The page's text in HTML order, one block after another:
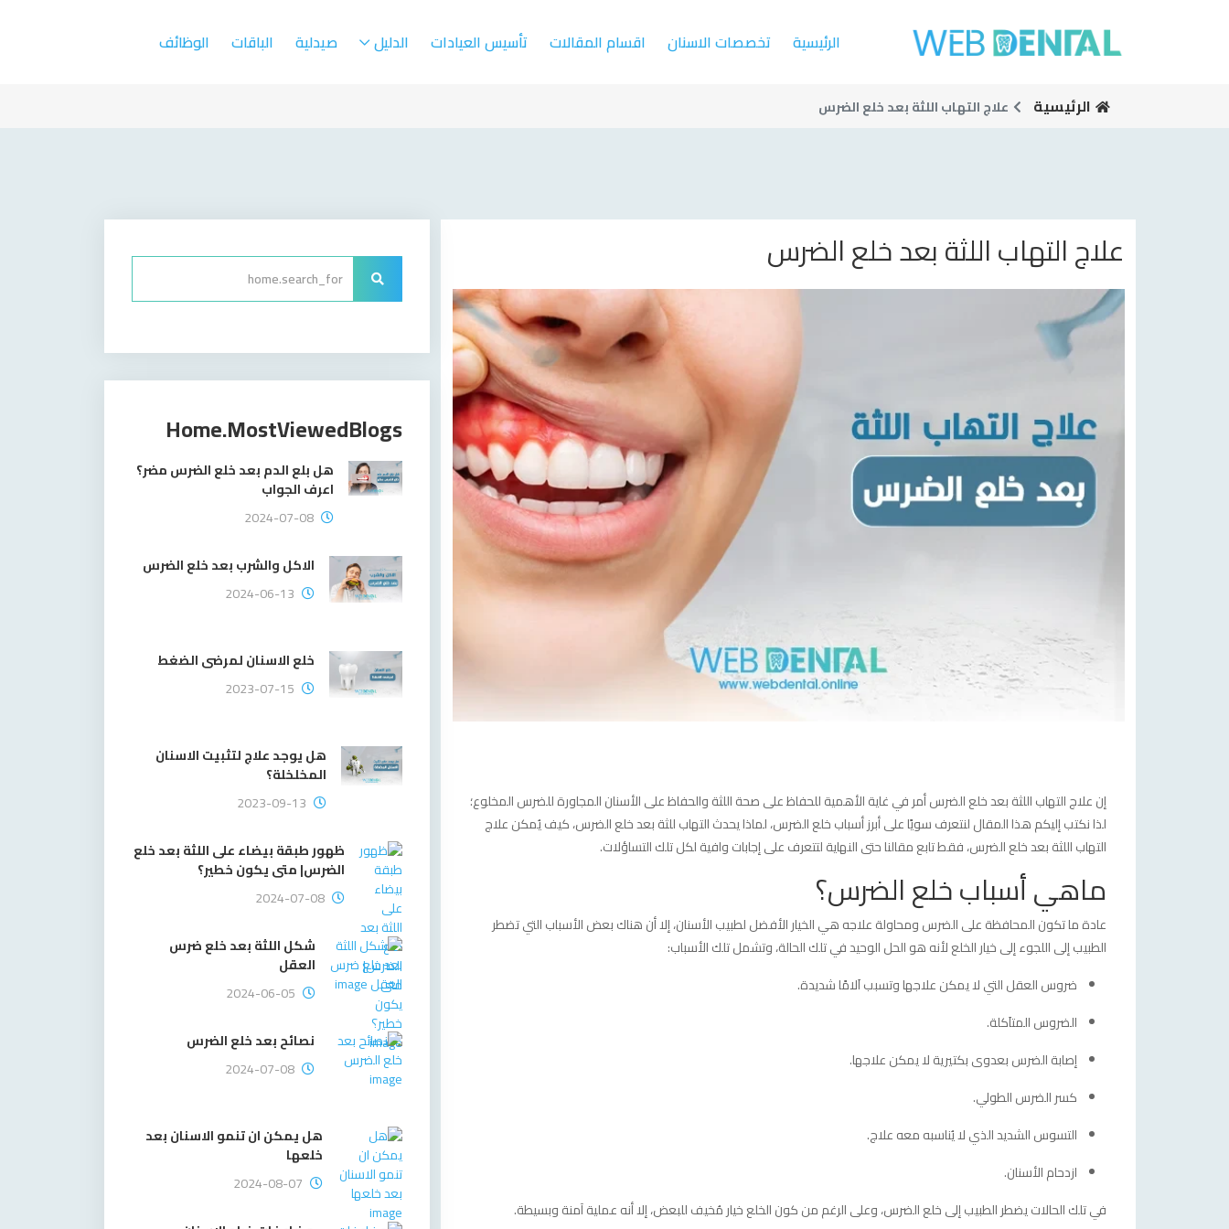
الرئيسية تخصصات الاسنان اقسام المقالات تأسيس العيادات الدليل صيدلية الباقات الوظائف
الرئيسية علاج التهاب اللثة بعد خلع الضرس
علاج التهاب اللثة بعد خلع الضرس
إن علاج التهاب اللثة بعد خلع الضرس أمر في غاية الأهمية للحفاظ على صحة اللثة والحفاظ على الأسنان المجاورة للضرس المخلوع؛
لذا نكتب إليكم هذا المقال لنتعرف سويًا على أبرز أسباب خلع الضرس، لماذا يحدث التهاب للثة بعد خلع الضرس، كيف يُمكن علاج
التهاب اللثة بعد خلع الضرس، فقط تابع مقالنا حتى النهاية لتتعرف على إجابات وافية لكل تلك التساؤلات.
ماهي أسباب خلع الضرس؟
عادة ما تكون المحافظة على الضرس ومحاولة علاجه هي الخيار الأفضل لطبيب الأسنان، إلا أن هناك بعض الأسباب التي تضطر
الطبيب إلى اللجوء إلى خيار الخلع لأنه هو الحل الوحيد في تلك الحالة، وتشمل تلك الأسباب:
ضروس العقل التي لا يمكن علاجها وتسبب اَلامًا شديدة.
الضروس المتاَكلة.
إصابة الضرس بعدوى بكتيرية لا يمكن علاجها.
كسر الضرس الطولي.
التسوس الشديد الذي لا يُناسبه معه علاج.
ازدحام الأسنان.
في تلك الحالات يضطر الطبيب إلى خلع الضرس، وعلى الرغم من كون الخلع خيار مُخيف للبعض، إلا أنه عملية آمنة وبسيطة.
Home.mostViewedBlogs
هل بلع الدم بعد خلع الضرس مضر؟
اعرف الجواب
2024-07-08
الاكل والشرب بعد خلع الضرس
2024-06-13
خلع الاسنان لمرضى الضغط
2023-07-15
هل يوجد علاج لتثبيت الاسنان
المخلخلة؟
2023-09-13
ظهور طبقة بيضاء على اللثة بعد خلع
الضرس| متى يكون خطير؟
2024-07-08
شكل اللثة بعد خلع ضرس
العقل
2024-06-05
نصائح بعد خلع الضرس
2024-07-08
هل يمكن ان تنمو الاسنان بعد
خلعها
2024-08-07